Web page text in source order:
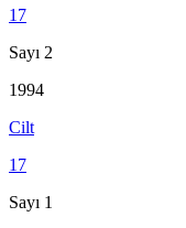
17
Sayı 2
1994
Cilt
17
Sayı 1